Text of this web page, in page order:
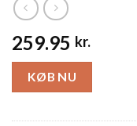
259.95 kr.
KØB NU